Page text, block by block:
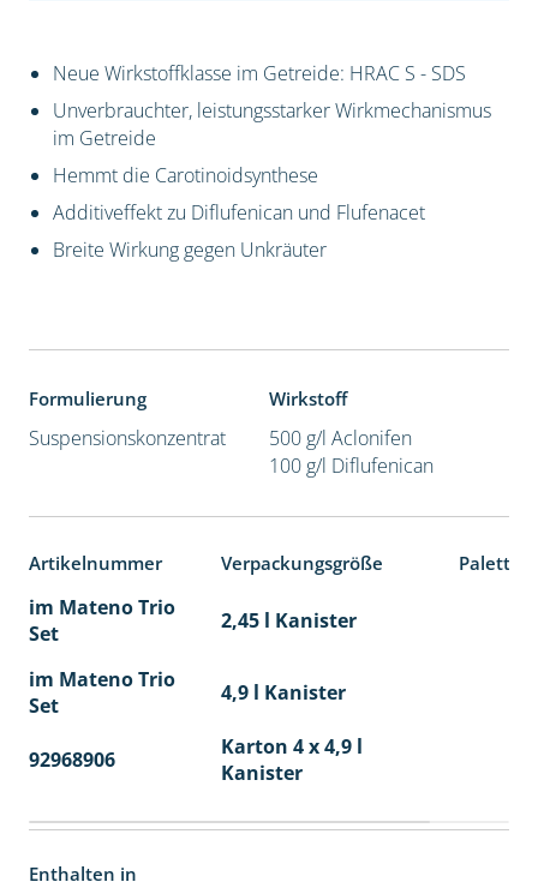
Neue Wirkstoffklasse im Getreide: HRAC S - SDS
Unverbrauchter, leistungsstarker Wirkmechanismus
im Getreide
Hemmt die Carotinoidsynthese
Additiveffekt zu Diflufenican und Flufenacet
Breite Wirkung gegen Unkräuter
Formulierung
Suspensionskonzentrat
Wirkstoff
500 g/l Aclonifen
100 g/l Diflufenican
Artikelnummer Verpackungsgröße
im Mateno Trio
Set
2,45 l Kanister
im Mateno Trio
Set
4,9 l Kanister
92968906
Karton 4 x 4,9 l
Kanister
Enthalten in